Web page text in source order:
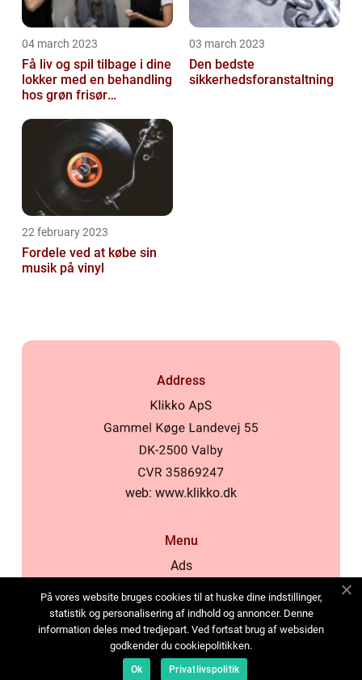
04 march 2023
Få liv og spil tilbage i dine
lokker med en behandling
hos grøn frisør
03 march 2023
Den bedste
sikkerhedsforanstaltning
22 february 2023
Fordele ved at købe sin
musik på vinyl
Address
web: www.klikko.dk
Menu
Ads
Cookies
Contact
Sitemap
På vores website bruges cookies til at huske dine indstillinger,
statistik og personalisering af indhold og annoncer. Denne
information deles med tredjepart. Ved fortsat brug af websiden
godkender du cookiepolitikken.
Ok Privatlivspolitik